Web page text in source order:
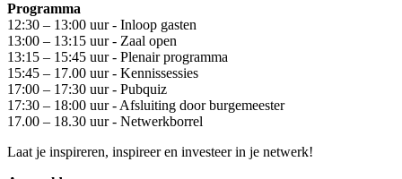
Programma
12:30 – 13:00 uur - Inloop gasten
13:00 – 13:15 uur - Zaal open
13:15 – 15:45 uur - Plenair programma
15:45 – 17.00 uur - Kennissessies
17:00 – 17:30 uur - Pubquiz
17:30 – 18:00 uur - Afsluiting door burgemeester
17.00 – 18.30 uur - Netwerkborrel
Laat je inspireren, inspireer en investeer in je netwerk!